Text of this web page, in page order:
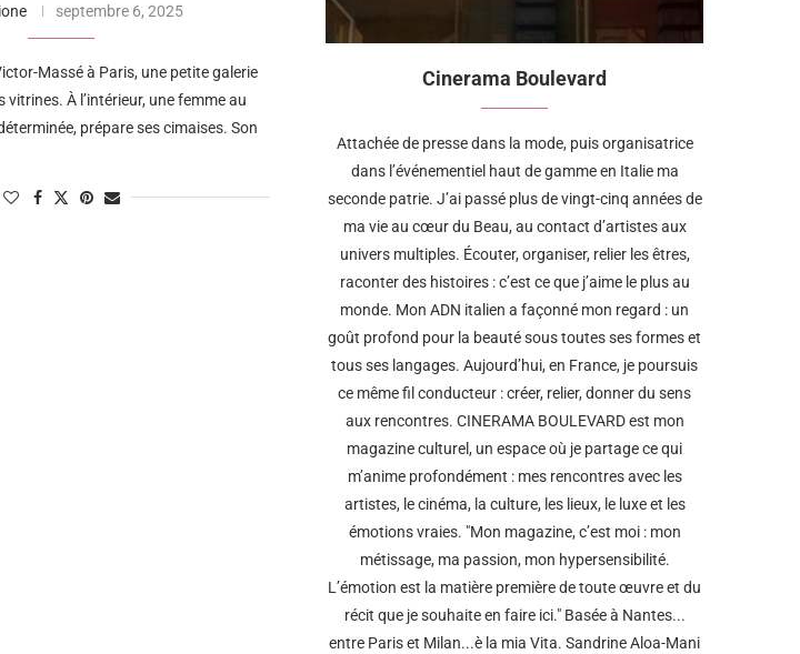
septembre 6, 2025
Massé à Paris, une petite galerie
À l’intérieur, une femme au
prépare ses cimaises. Son
Cinerama Boulevard
Attachée de presse dans la mode, puis organisatrice
dans l’événementiel haut de gamme en Italie ma
seconde patrie. J’ai passé plus de vingt-cinq années de
ma vie au cœur du Beau, au contact d’artistes aux
univers multiples. Écouter, organiser, relier les êtres,
raconter des histoires : c’est ce que j’aime le plus au
monde. Mon ADN italien a façonné mon regard : un
goût profond pour la beauté sous toutes ses formes et
tous ses langages. Aujourd’hui, en France, je poursuis
ce même fil conducteur : créer, relier, donner du sens
aux rencontres. CINERAMA BOULEVARD est mon
magazine culturel, un espace où je partage ce qui
m’anime profondément : mes rencontres avec les
artistes, le cinéma, la culture, les lieux, le luxe et les
émotions vraies. "Mon magazine, c’est moi : mon
métissage, ma passion, mon hypersensibilité.
L’émotion est la matière première de toute œuvre et du
récit que je souhaite en faire ici." Basée à Nantes...
entre Paris et Milan...è la mia Vita. Sandrine Aloa-Mani